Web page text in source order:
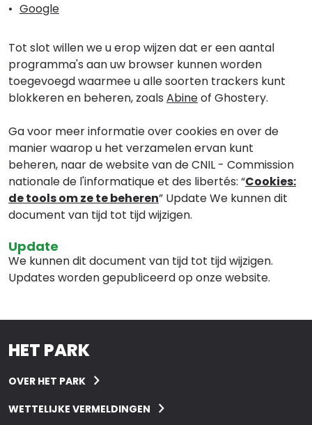
Google
Tot slot willen we u erop wijzen dat er een aantal
programma's aan uw browser kunnen worden
toegevoegd waarmee u alle soorten trackers kunt
blokkeren en beheren, zoals Abineof Ghostery.
Ga voor meer informatie over cookies en over de
manier waarop u het verzamelen ervan kunt
beheren, naar de website van de CNIL - Commission
nationale de l'informatique et des libertés: “Cookies:
de tools om ze te beheren” Update We kunnen dit
document van tijd tot tijd wijzigen.
Update
We kunnen dit document van tijd tot tijd wijzigen.
Updates worden gepubliceerd op onze website.
HET PARK
OVER HET PARK
WETTELIJKE VERMELDINGEN